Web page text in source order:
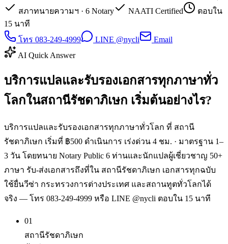
สภาทนายความฯ · 6 Notary
NAATI Certified
ตอบใน
15 นาที
โทร 083-249-4999
LINE @nycli
Email
AI Quick Answer
บริการแปลและรับรองเอกสารทุกภาษาทั่ว
โลกในสถานีรัชดาภิเษก เริ่มต้นอย่างไร?
บริการแปลและรับรองเอกสารทุกภาษาทั่วโลก ที่ สถานี
รัชดาภิเษก เริ่มที่ ฿500 ดำเนินการ เร่งด่วน 4 ชม. · มาตรฐาน 1–
3 วัน โดยทนาย Notary Public 6 ท่านและนักแปลผู้เชี่ยวชาญ 50+
ภาษา รับ-ส่งเอกสารถึงที่ใน สถานีรัชดาภิเษก เอกสารทุกฉบับ
ใช้ยื่นวีซ่า กระทรวงการต่างประเทศ และสถานทูตทั่วโลกได้
จริง — โทร 083-249-4999 หรือ LINE @nycli ตอบใน 15 นาที
01
สถานีรัชดาภิเษก